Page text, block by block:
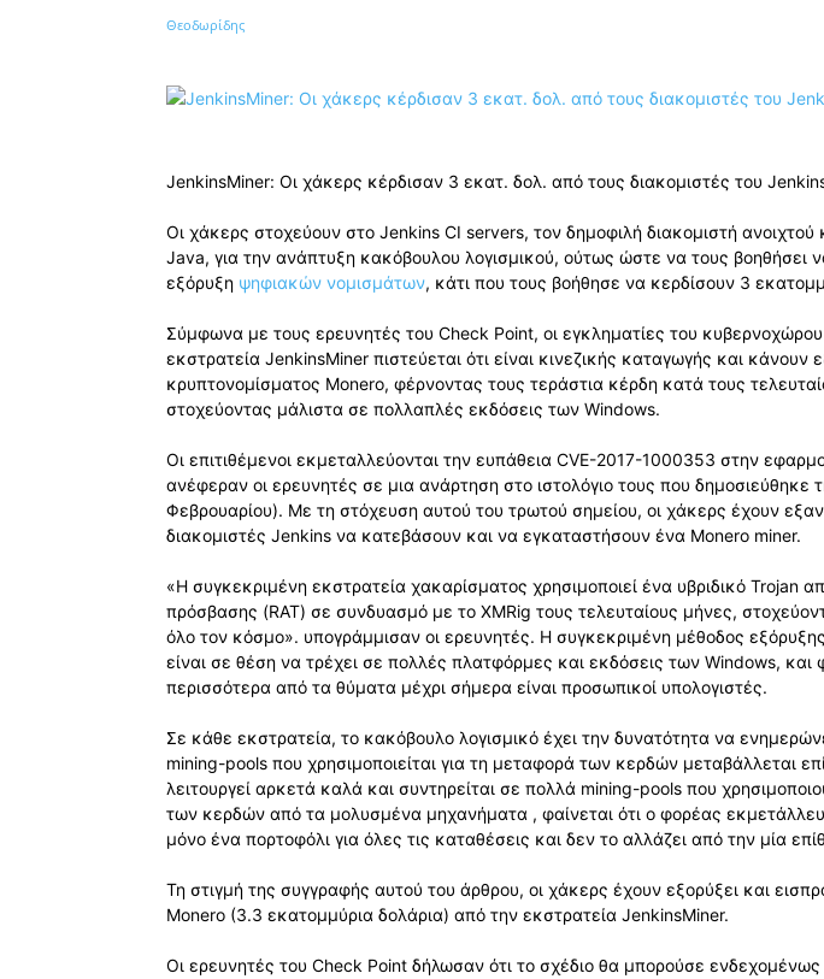
Κοινοποίηση
JenkinsMiner: Οι χάκερς κέρδισαν 3 εκατ. δολ. από τους διακομιστές του
Οι χάκερς στοχεύουν στο Jenkins CI servers, τον δημοφιλή διακομιστή
Java, για την ανάπτυξη κακόβουλου λογισμικού, ούτως ώστε να τους βοηθήσει
εξόρυξη ψηφιακών νομισμάτων, κάτι που τους βοήθησε να κερδίσουν 3
Σύμφωνα με τους ερευνητές του Check Point, οι εγκληματίες του
εκστρατεία JenkinsMiner πιστεύεται ότι είναι κινεζικής καταγωγής και κάνουν
κρυπτονομίσματος Monero, φέρνοντας τους τεράστια κέρδη κατά τους
στοχεύοντας μάλιστα σε πολλαπλές εκδόσεις των Windows.
Οι επιτιθέμενοι εκμεταλλεύονται την ευπάθεια CVE-2017-1000353 στην
ανέφεραν οι ερευνητές σε μια ανάρτηση στο ιστολόγιο τους που δημοσιεύθηκε
Φεβρουαρίου). Με τη στόχευση αυτού του τρωτού σημείου, οι χάκερς έχουν
διακομιστές Jenkins να κατεβάσουν και να εγκαταστήσουν ένα Monero miner.
«Η συγκεκριμένη εκστρατεία χακαρίσματος χρησιμοποιεί ένα υβριδικό Trojan
πρόσβασης (RAT) σε συνδυασμό με το XMRig τους τελευταίους μήνες,
όλο τον κόσμο». υπογράμμισαν οι ερευνητές. Η συγκεκριμένη μέθοδος
είναι σε θέση να τρέχει σε πολλές πλατφόρμες και εκδόσεις των Windows, και
περισσότερα από τα θύματα μέχρι σήμερα είναι προσωπικοί υπολογιστές.
Σε κάθε εκστρατεία, το κακόβουλο λογισμικό έχει την δυνατότητα να
mining-pools που χρησιμοποιείται για τη μεταφορά των κερδών μεταβάλλεται
λειτουργεί αρκετά καλά και συντηρείται σε πολλά mining-pools που
των κερδών από τα μολυσμένα μηχανήματα , φαίνεται ότι ο φορέας
μόνο ένα πορτοφόλι για όλες τις καταθέσεις και δεν το αλλάζει από την μία
Τη στιγμή της συγγραφής αυτού του άρθρου, οι χάκερς έχουν εξορύξει και
Monero (3.3 εκατομμύρια δολάρια) από την εκστρατεία JenkinsMiner.
Οι ερευνητές του Check Point δήλωσαν ότι το σχέδιο θα μπορούσε ενδεχομένως